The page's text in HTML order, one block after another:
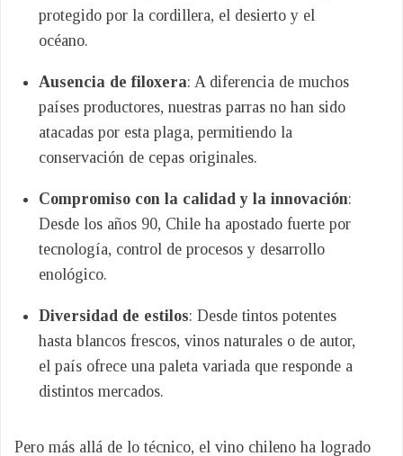
protegido por la cordillera, el desierto y el
océano.
Ausencia de filoxera: A diferencia de muchos
países productores, nuestras parras no han sido
atacadas por esta plaga, permitiendo la
conservación de cepas originales.
Compromiso con la calidad y la innovación:
Desde los años 90, Chile ha apostado fuerte por
tecnología, control de procesos y desarrollo
enológico.
Diversidad de estilos: Desde tintos potentes
hasta blancos frescos, vinos naturales o de autor,
el país ofrece una paleta variada que responde a
distintos mercados.
Pero más allá de lo técnico, el vino chileno ha logrado